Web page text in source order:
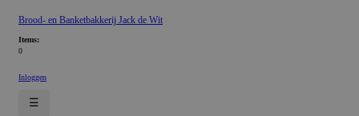
Brood- en Banketbakkerij Jack de Wit
Items:
0
Inloggen
☰